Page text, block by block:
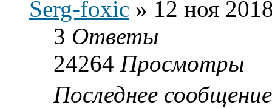
Serg-foxic » 12 ноя
3 Ответы
24264 Просмотры
Последнее